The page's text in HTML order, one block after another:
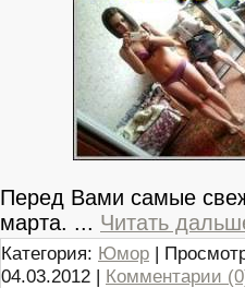
Перед Вами самые
марта. ... Читать
Категория: Юмор |
04.03.2012 | Комментарии